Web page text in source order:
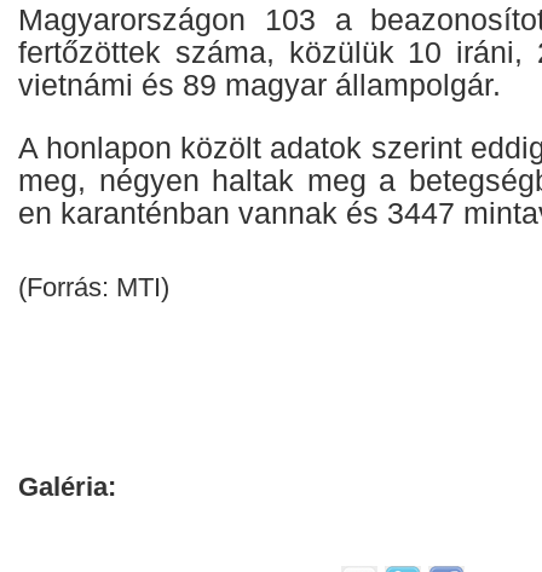
Magyarországon 103 a
fertőzöttek száma, közülük 10
vietnámi és 89 magyar állampolgár.
A honlapon közölt adatok szerint
meg, négyen haltak meg a
en karanténban vannak és 3447
(Forrás: MTI)
Galéria: